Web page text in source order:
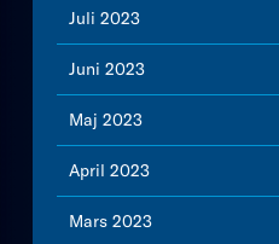
Juli 2023
Juni 2023
Maj 2023
April 2023
Mars 2023